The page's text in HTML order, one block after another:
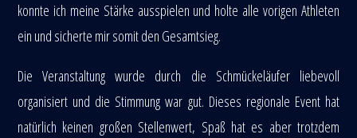
konnte ich meine Stärke ausspielen und holte alle vorigen Athleten
ein und sicherte mir somit den Gesamtsieg.
Die Veranstaltung wurde durch die Schmückeläufer liebevoll
organisiert und die Stimmung war gut. Dieses regionale Event hat
natürlich keinen großen Stellenwert, Spaß hat es aber trotzdem